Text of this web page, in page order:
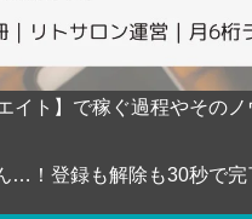
イト】で稼ぐ過程やその
…！登録も解除も30秒で